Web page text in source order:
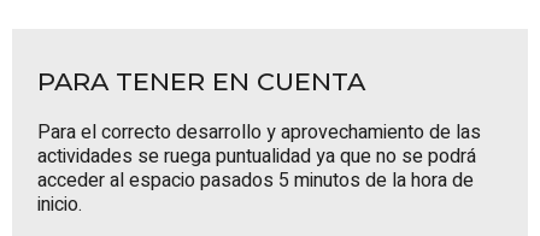
PARA TENER EN CUENTA
Para el correcto desarrollo y aprovechamiento de las
actividades se ruega puntualidad ya que no se podrá
acceder al espacio pasados 5 minutos de la hora de
inicio.